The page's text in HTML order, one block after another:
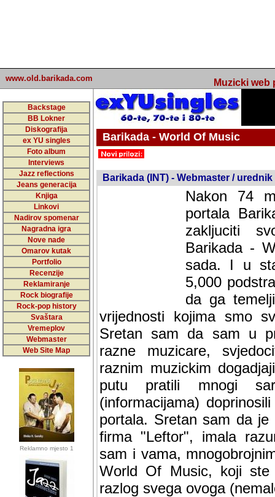
www.old.barikada.com Muzicki web
Backstage
BB Lokner
Diskografija
ex YU singles
Foto album
Interviews
Jazz reflections
Jeans generacija
Knjiga
Linkovi
Nadirov spomenar
Nagradna igra
Nove nade
Omarov kutak
Portfolio
Recenzije
Reklamiranje
Rock biografije
Rock-pop history
Svaštara
Vremeplov
Webmaster
Web Site Map
Reklamno mjesto 1
Barikada - World Of Music
Barikada (INT) - Webmaster / urednik
Nakon 74
portala
zakljuciti
Barikada -
sada. I u
5,000
da ga
vrijednosti kojima smo
Sretan sam da sam u
muzicare, svjedociti
muzickim dogadjajima...
mnogi saradnici koji
doprinosili vrijednosti i
sam da je i moj web
imala razumijevanja za
mnogobrojnim
Music, koji ste ga
ovoga (nemalog) rada.